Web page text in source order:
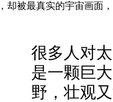
却被最真实的宇宙画面
很多人对
是一颗巨
野，壮观